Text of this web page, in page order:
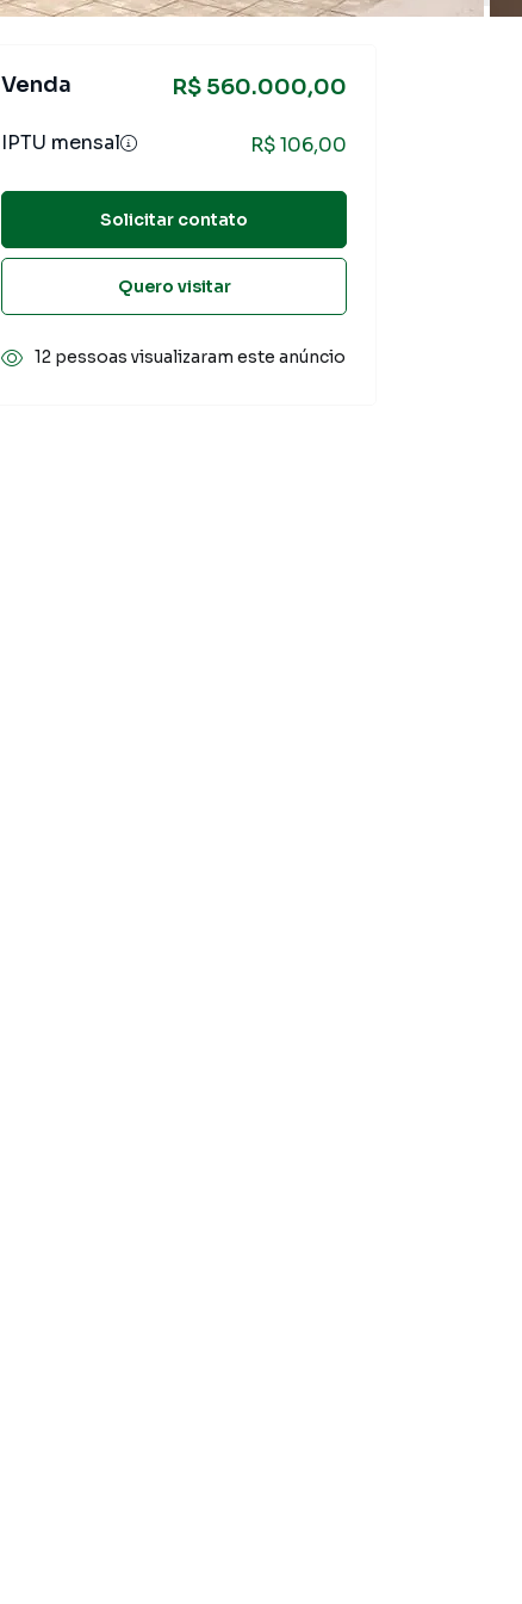
Venda R$ 560.000,00
IPTU mensal R$ 106,00
Solicitar contato
Quero visitar
12 pessoas visualizaram este anúncio